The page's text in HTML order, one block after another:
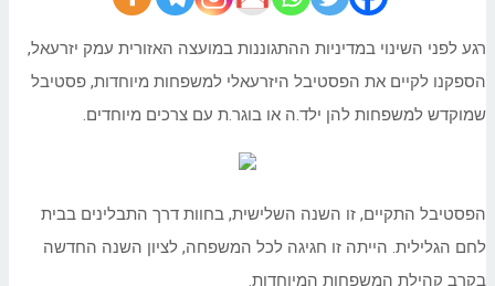
רגע לפני השינוי במדיניות ההתגוננות במועצה האזורית עמק יזרעאל,
הספקנו לקיים את הפסטיבל היזרעאלי למשפחות מיוחדות, פסטיבל
שמוקדש למשפחות להן ילד.ה או בוגר.ת עם צרכים מיוחדים.
הפסטיבל התקיים, זו השנה השלישית, בחוות דרך התבלינים בבית
לחם הגלילית. הייתה זו חגיגה לכל המשפחה, לציון השנה החדשה
בקרב קהילת המשפחות המיוחדות.